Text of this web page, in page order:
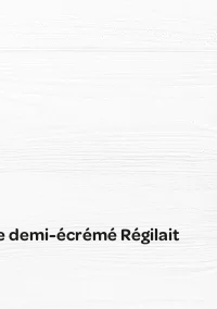
demi-écrémé Régilait